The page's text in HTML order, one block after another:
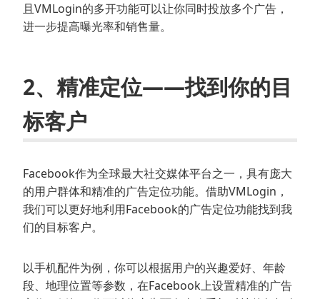
且VMLogin的多开功能可以让你同时投放多个广告，
进一步提高曝光率和销售量。
2、精准定位——找到你的目
标客户
Facebook作为全球最大社交媒体平台之一，具有庞大
的用户群体和精准的广告定位功能。借助VMLogin，
我们可以更好地利用Facebook的广告定位功能找到我
们的目标客户。
以手机配件为例，你可以根据用户的兴趣爱好、年龄
段、地理位置等参数，在Facebook上设置精准的广告